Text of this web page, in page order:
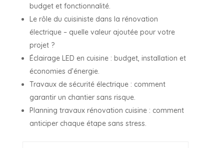
budget et fonctionnalité.
Le rôle du cuisiniste dans la rénovation
électrique – quelle valeur ajoutée pour votre
projet ?
Éclairage LED en cuisine : budget, installation et
économies d’énergie.
Travaux de sécurité électrique : comment
garantir un chantier sans risque.
Planning travaux rénovation cuisine : comment
anticiper chaque étape sans stress.